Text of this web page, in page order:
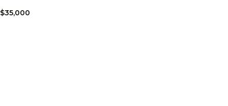
$35,000